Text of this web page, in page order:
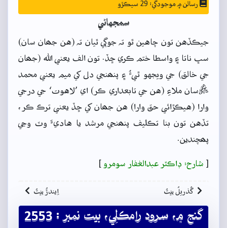
رسالن ۾ موجودگي: 29 سيڪڙو
سمجهاڻي
جيڪڏهن تون چاهين ٿو تہ جوڳي ٿيان تہ (هن جھان سان)
سڀ ناتا ۽ واسطا ختم ڪري ڇڏ. تون الف يعني الله (جھان
جي خالق) جي ويجهو ٿيءُ ۽ پنھنجي دل کي ميم يعني محمد
ﷺسان ملاءِ (هن جي تابعداري ڪر) اي ’لاهوت‘ جي درجي
وارا (هيڪڙائي حق وارا) هن جھان کي ڇڏ يعني ترڪ ڪر،
تڏهن تون بنا تڪليف پنھنجي مرشد يا هاديءَ وٽ وڃي
پھچندين.
[ شارح: ڊاڪٽر عبدالغفار سومرو ]
گُذريلُ بيتُ اِيندڙُ بيتُ
گنج ۾، سرود رامڪلِي، بيت نمبر : 2553